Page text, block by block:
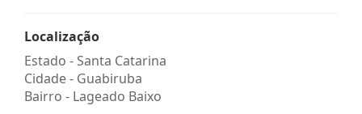
Localização
Estado -Santa Catarina
Cidade - Guabiruba
Bairro - Lageado Baixo